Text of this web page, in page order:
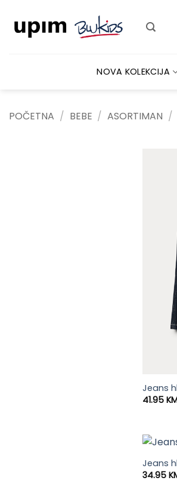
content
NOVA KOLEKCIJA
POČETNA / BEBE / ASORTIMAN /
Jeans
41.95
Jeans
34.95